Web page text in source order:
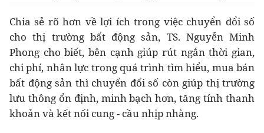
Chia sẻ rõ hơn về lợi ích trong việc chuyển đổi số
cho thị trường bất động sản, TS. Nguyễn Minh
Phong cho biết, bên cạnh giúp rút ngắn thời gian,
chi phí, nhân lực trong quá trình tìm hiểu, mua bán
bất động sản thì chuyển đổi số còn giúp thị trường
lưu thông ổn định, minh bạch hơn, tăng tính thanh
khoản và kết nối cung - cầu nhịp nhàng.